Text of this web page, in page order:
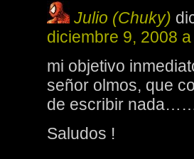
Julio (Chuky)
diciembre 9, 2008
mi objetivo
señor olmos, que
de escribir
Saludos !